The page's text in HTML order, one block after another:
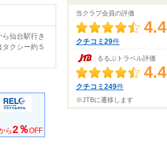
仙台駅行き
クシー約５
ら2％OFF
当クラブ会員の評価
4.4
クチコミ29件
るるぶトラベル評価
4.4
クチコミ249件
※JTBに遷移します